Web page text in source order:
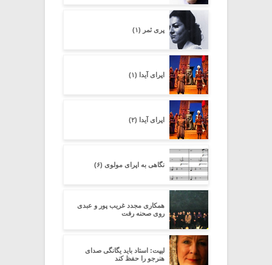
پری ثمر (۱)
اپرای آیدا (۱)
اپرای آیدا (۲)
نگاهی به اپرای مولوی (۶)
همکاری مجدد غریب پور و عبدی
روی صحنه رفت
لیپت: استاد باید یگانگی صدای
هنرجو را حفظ کند